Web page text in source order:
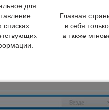
для
списках
Главная
себя только
а также